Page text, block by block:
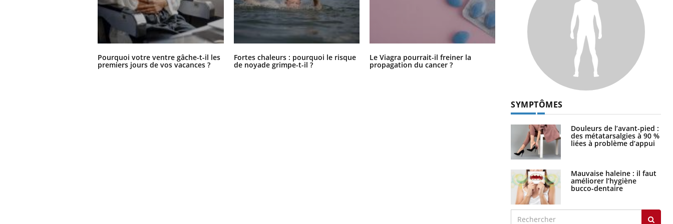
Pourquoi votre ventre gâche-t-il les
premiers jours de vos vacances ?
Fortes chaleurs : pourquoi le risque
de noyade grimpe-t-il ?
Le Viagra pourrait-il freiner la
propagation du cancer ?
Pourquoi manger moins de
protéines pourrait finalement être
bénéfique
SYMPTÔMES
Douleurs de l’avant-pied :
des métatarsalgies à 90 %
liées à problème d’appui
Mauvaise haleine : il faut
améliorer l’hygiène
bucco-dentaire